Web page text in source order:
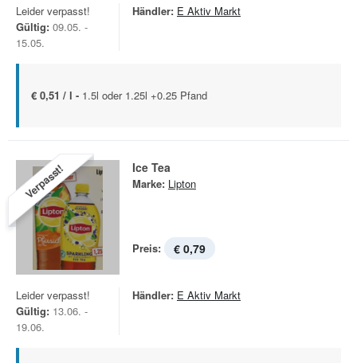
Leider verpasst!
Gültig: 09.05. -
15.05.
Händler: E Aktiv Markt
€ 0,51 / l - 1.5l oder 1.25l +0.25 Pfand
Verpasst! Ice Tea
Marke: Lipton
Preis: € 0,79
Leider verpasst!
Gültig: 13.06. -
19.06.
Händler: E Aktiv Markt